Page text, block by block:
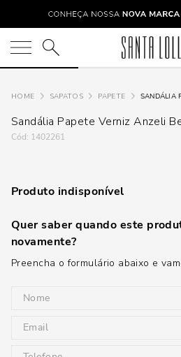
O que você está procurando?
SAPATOS PAPETE
Sandália Papete Verniz Anzeli
: 1402261
Produto indisponível
Quer saber quando este
novamente?
Preencha o formulário abaixo e